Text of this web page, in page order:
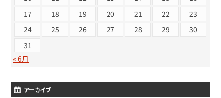
17
18 19 20 21 22
23
24
25 26 27 28 29
30
31
« 6月
アーカイブ